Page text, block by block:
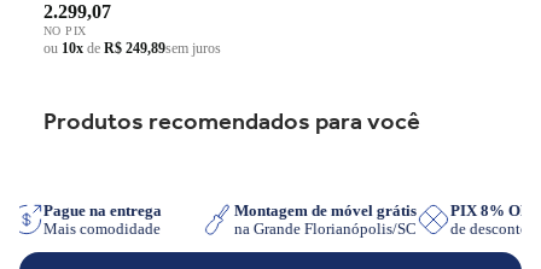
2.299,07
NO PIX
ou 10x de R$ 249,89sem juros
Produtos recomendados para você
Pague na entrega
Mais comodidade
Montagem de móvel grátis
na Grande Florianópolis/SC
PIX 8%
de desconto